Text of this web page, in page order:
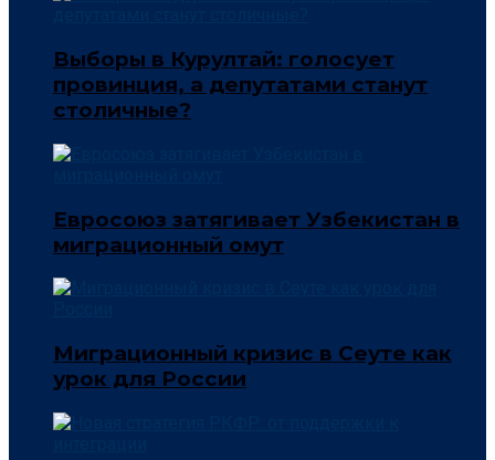
Выборы в Курултай: голосует
провинция, а депутатами станут
столичные?
Евросоюз затягивает Узбекистан в
миграционный омут
Миграционный кризис в Сеуте как
урок для России